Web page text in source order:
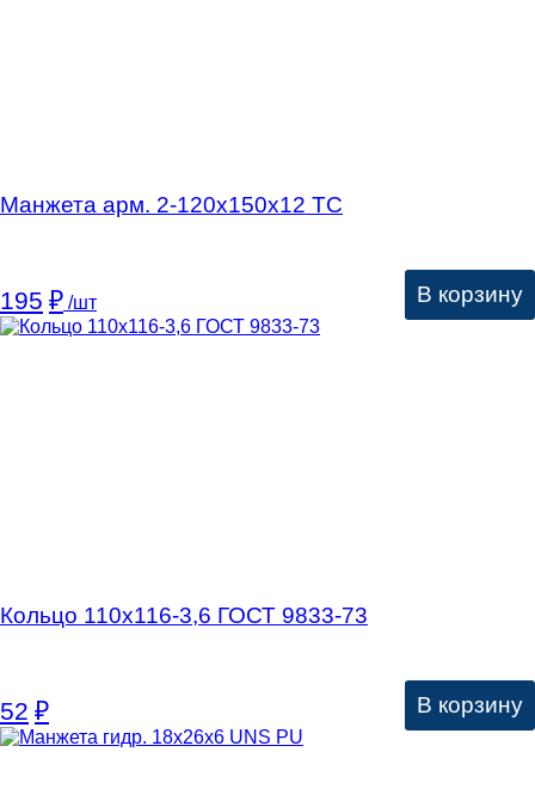
Манжета арм. 2-120х150х12 ТС
195 ₽ /шт В корзину
Кольцо 110х116-3,6 ГОСТ 9833-73
52 ₽ В корзину